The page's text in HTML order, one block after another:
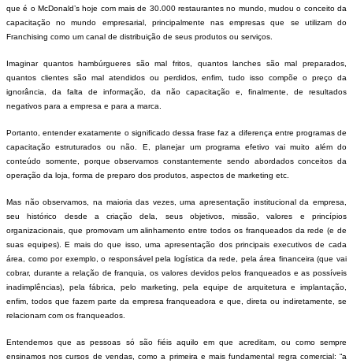
que é o McDonald’s hoje com mais de 30.000 restaurantes no mundo, mudou o conceito da
capacitação no mundo empresarial, principalmente nas empresas que se utilizam do
Franchising como um canal de distribuição de seus produtos ou serviços.
Imaginar quantos hambúrgueres são mal fritos, quantos lanches são mal preparados,
quantos clientes são mal atendidos ou perdidos, enfim, tudo isso compõe o preço da
ignorância, da falta de informação, da não capacitação e, finalmente, de resultados
negativos para a empresa e para a marca.
Portanto, entender exatamente o significado dessa frase faz a diferença entre programas de
capacitação estruturados ou não. E, planejar um programa efetivo vai muito além do
conteúdo somente, porque observamos constantemente sendo abordados conceitos da
operação da loja, forma de preparo dos produtos, aspectos de marketing etc.
Mas não observamos, na maioria das vezes, uma apresentação institucional da empresa,
seu histórico desde a criação dela, seus objetivos, missão, valores e princípios
organizacionais, que promovam um alinhamento entre todos os franqueados da rede (e de
suas equipes). E mais do que isso, uma apresentação dos principais executivos de cada
área, como por exemplo, o responsável pela logística da rede, pela área financeira (que vai
cobrar, durante a relação de franquia, os valores devidos pelos franqueados e as possíveis
inadimplências), pela fábrica, pelo marketing, pela equipe de arquitetura e implantação,
enfim, todos que fazem parte da empresa franqueadora e que, direta ou indiretamente, se
relacionam com os franqueados.
Entendemos que as pessoas só são fiéis aquilo em que acreditam, ou como sempre
ensinamos nos cursos de vendas, como a primeira e mais fundamental regra comercial: “a